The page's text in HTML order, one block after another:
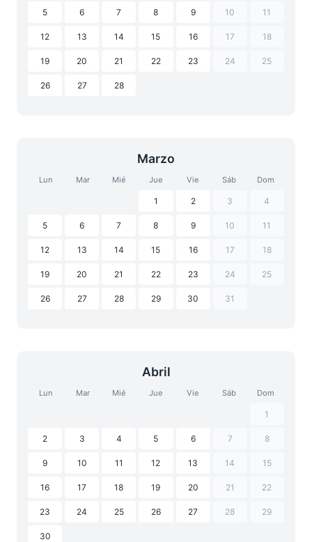
5 6 7 8 9 10 11
12 13 14 15 16 17 18
19 20 21 22 23 24 25
26 27 28
Marzo
Lun Mar Mié Jue Vie Sáb Dom
1 2 3 4
5 6 7 8 9 10 11
12 13 14 15 16 17 18
19 20 21 22 23 24 25
26 27 28 29 30 31
Abril
Lun Mar Mié Jue Vie Sáb Dom
1
2 3 4 5 6 7 8
9 10 11 12 13 14 15
16 17 18 19 20 21 22
23 24 25 26 27 28 29
30